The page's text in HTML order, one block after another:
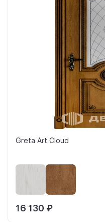
Greta Art Cloud
16 130 ₽